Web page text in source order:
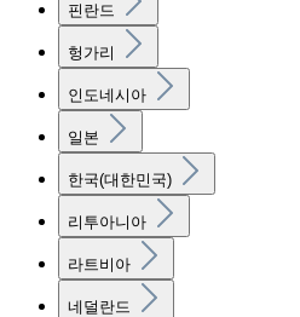
핀란드
헝가리
인도네시아
일본
한국(대한민국)
리투아니아
라트비아
네덜란드